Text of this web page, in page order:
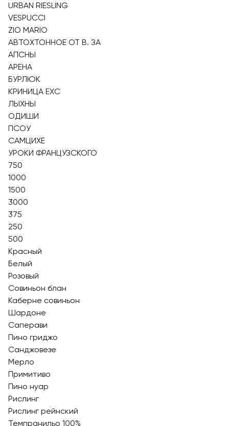
URBAN RIESLING
VESPUCCI
ZIO MARIO
АВТОХТОННОЕ ОТ В. ЗА
АПСНЫ
АРЕНА
БУРЛЮК
КРИНИЦА EXC
ЛЫХНЫ
ОДИШИ
ПСОУ
САМЦИХЕ
УРОКИ ФРАНЦУЗСКОГО
750
1000
1500
3000
375
250
500
Красный
Белый
Розовый
Совиньон блан
Каберне совиньон
Шардоне
Саперави
Пино гриджо
Санджовезе
Мерло
Примитиво
Пино нуар
Рислинг
Рислинг рейнский
Темпранильо 100%